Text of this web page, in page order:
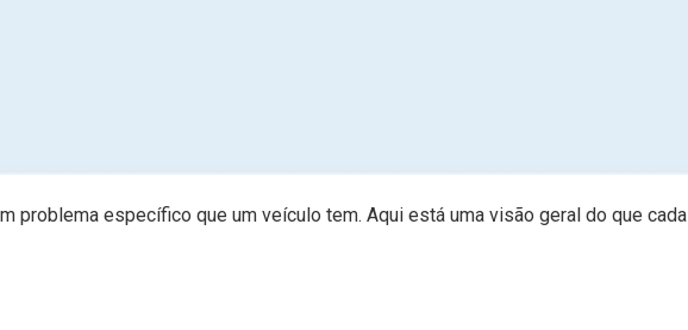
problema específico que um veículo tem. Aqui está uma visão geral do que cada